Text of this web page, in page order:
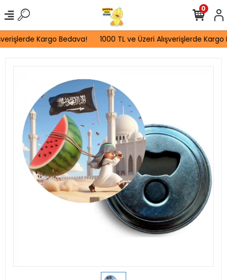
Kargo Bedava! 1000 TL ve Üzeri Alışverişlerde Kargo
0